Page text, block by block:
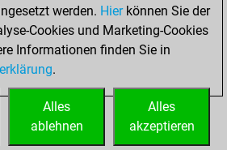
0
werden. Hierkönnen Sie der
Cookies und Marketing-Cookies
Informationen finden Sie in
.
Alles
akzeptieren
Alles
ablehnen